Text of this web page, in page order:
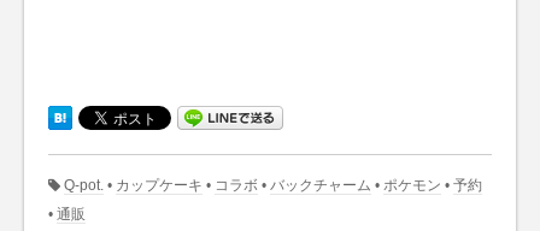
Q-pot. • カップケーキ • コラボ • バックチャーム • ポケモン • 予約
• 通販